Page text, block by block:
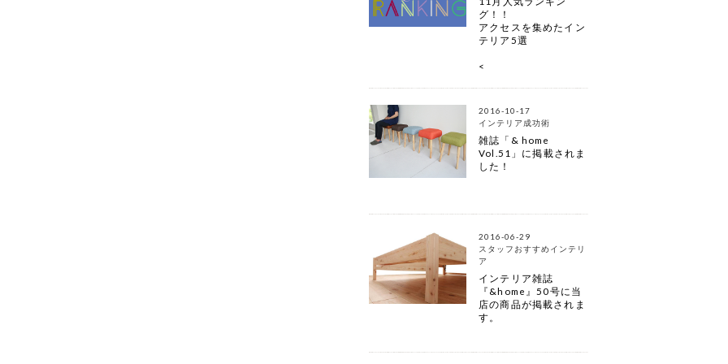
グ！！
アクセスを集めたイン
テリア5選
<
2016-10-17
インテリア成功術
雑誌「& home
Vol.51」に掲載されま
した！
2016-06-29
スタッフおすすめインテリ
ア
インテリア雑誌
『&home』50号に当
店の商品が掲載されま
す。